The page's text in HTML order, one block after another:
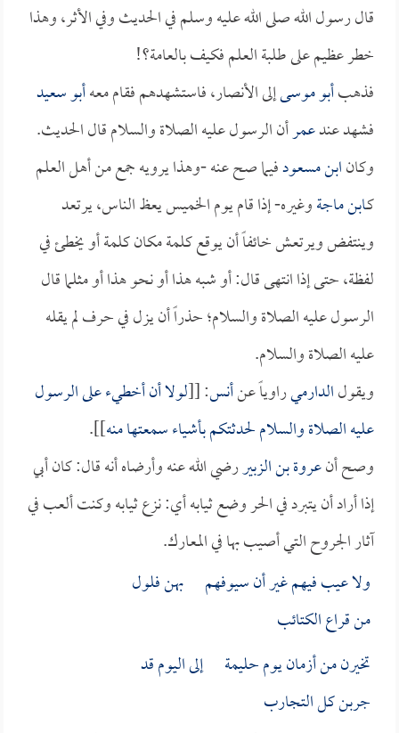
قال رسول الله صلى الله عليه وسلم في الحديث وفي الأثر، وهذا
خطر عظيم على طلبة العلم فكيف بالعامة؟!
فذهبأبو موسىإلى الأنصار، فاستشهدهم فقام معهأبو سعيد
فشهد عندعمرأن الرسول عليه الصلاة والسلام قال الحديث.
وكانابن مسعودفيما صح عنه -وهذا يرويه جمع من أهل العلم
كـابن ماجةوغيره- إذا قام يوم الخميس يعظ الناس، يرتعد
وينتفض ويرتعش خائفاً أن يوقع كلمة مكان كلمة أو يخطئ في
لفظة، حتى إذا انتهى قال: أو شبه هذا أو نحو هذا أو مثلما قال
الرسول عليه الصلاة والسلام؛ حذراً أن يزل في حرف لم يقله
عليه الصلاة والسلام.
ويقولالدارميراوياً عنأنس: [[لولا أن أخطيء على الرسول
عليه الصلاة والسلام لحدثتكم بأشياء سمعتها منه]].
وصح أنعروة بن الزبيررضي الله عنه وأرضاه أنه قال: كان أبي
إذا أراد أن يتبرد في الحر وضع ثيابه أي: نزع ثيابه وكنت ألعب في
آثار الجروح التي أصيب بها في المعارك.
ولا عيب فيهم غير أن سيوفهم بهن فلول
من قراع الكتائب
تخيرن من أزمان يوم حليمة إلى اليوم قد
جربن كل التجارب